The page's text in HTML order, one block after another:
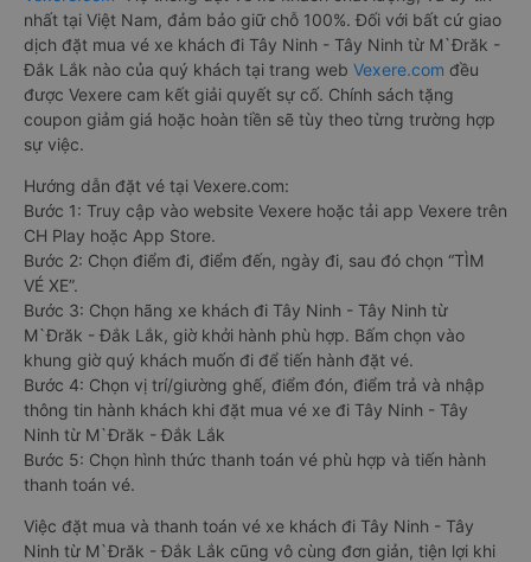
nhất tại Việt Nam, đảm bảo giữ chỗ 100%. Đối với bất cứ giao
dịch đặt mua vé xe khách đi Tây Ninh - Tây Ninh từ M`Đrăk -
Đắk Lắk nào của quý khách tại trang web Vexere.com đều
được Vexere cam kết giải quyết sự cố. Chính sách tặng
coupon giảm giá hoặc hoàn tiền sẽ tùy theo từng trường hợp
sự việc.
Hướng dẫn đặt vé tại Vexere.com:
Bước 1: Truy cập vào website Vexere hoặc tải app Vexere trên
CH Play hoặc App Store.
Bước 2: Chọn điểm đi, điểm đến, ngày đi, sau đó chọn “TÌM
VÉ XE”.
Bước 3: Chọn hãng xe khách đi Tây Ninh - Tây Ninh từ
M`Đrăk - Đắk Lắk, giờ khởi hành phù hợp. Bấm chọn vào
khung giờ quý khách muốn đi để tiến hành đặt vé.
Bước 4: Chọn vị trí/giường ghế, điểm đón, điểm trả và nhập
thông tin hành khách khi đặt mua vé xe đi Tây Ninh - Tây
Ninh từ M`Đrăk - Đắk Lắk
Bước 5: Chọn hình thức thanh toán vé phù hợp và tiến hành
thanh toán vé.
Việc đặt mua và thanh toán vé xe khách đi Tây Ninh - Tây
Ninh từ M`Đrăk - Đắk Lắk cũng vô cùng đơn giản, tiện lợi khi